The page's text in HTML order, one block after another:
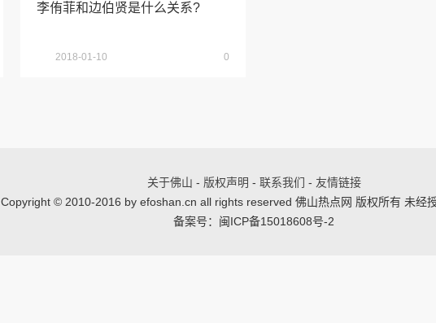
李侑菲和边伯贤是什么关系?
2018-01-10 0
关于佛山 - 版权声明 - 联系我们 - 友情链接
Copyright © 2010-2016 by efoshan.cn all rights reserved 佛山热点网 版权所有 未经授
备案号：闽ICP备15018608号-2